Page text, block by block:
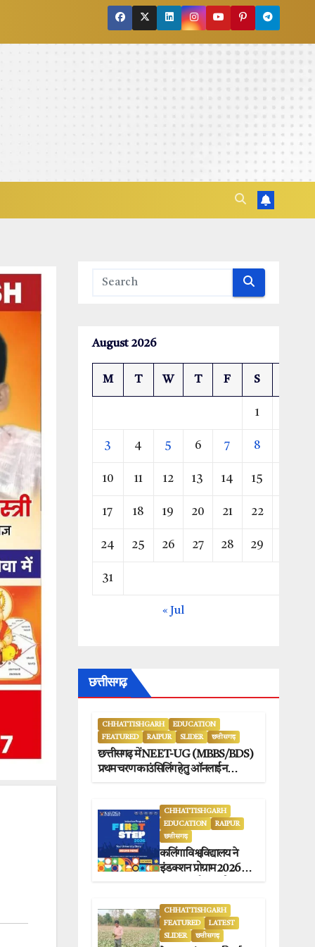
August 2026
M T W T F S
1
3 4 5 6 7 8
10 11 12 13 14 15
17 18 19 20 21 22
24 25 26 27 28 29
31
« Jul
छत्तीसगढ़
CHHATTISHGARH
EDUCATION
FEATURED
RAIPUR SLIDER छत्तीसगढ़
छत्तीसगढ़ में NEET-UG (MBBS/BDS)
प्रथम चरण काउंसिलिंग हेतु ऑनलाईन
CHHATTISHGARH
EDUCATION
RAIPUR
छत्तीसगढ़
कलिंगा विश्वविद्यालय ने
इंडक्शन प्रोग्राम 2026 का
CHHATTISHGARH
FEATURED
LATEST
SLIDER
छत्तीसगढ़